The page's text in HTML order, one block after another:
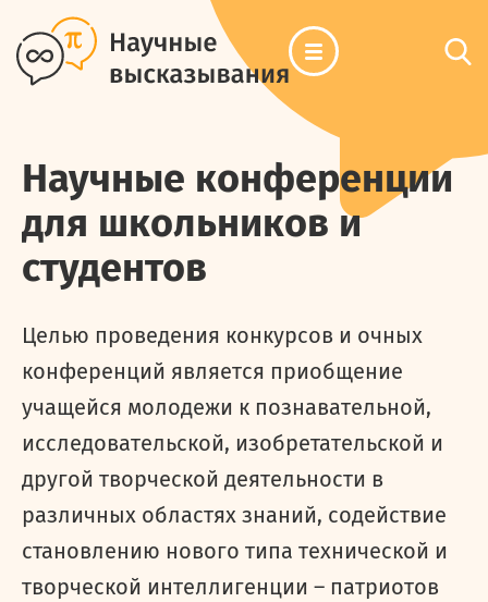
Научные конференции
для школьников и
студентов
Целью проведения конкурсов и очных
конференций является приобщение
учащейся молодежи к познавательной,
исследовательской, изобретательской и
другой творческой деятельности в
различных областях знаний, содействие
становлению нового типа технической и
творческой интеллигенции – патриотов